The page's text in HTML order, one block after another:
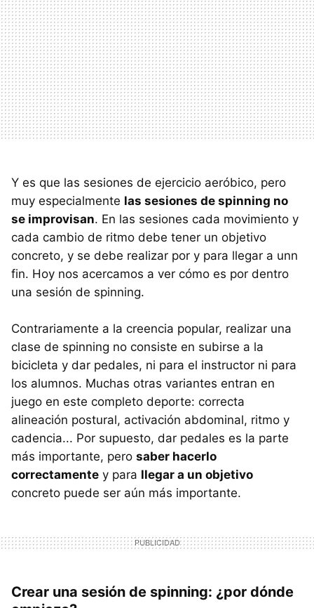
Y es que las sesiones de ejercicio aeróbico, pero
muy especialmente las sesiones de spinning no
se improvisan. En las sesiones cada movimiento y
cada cambio de ritmo debe tener un objetivo
concreto, y se debe realizar por y para llegar a unn
fin. Hoy nos acercamos a ver cómo es por dentro
una sesión de spinning.
Contrariamente a la creencia popular, realizar una
clase de spinning no consiste en subirse a la
bicicleta y dar pedales, ni para el instructor ni para
los alumnos. Muchas otras variantes entran en
juego en este completo deporte: correcta
alineación postural, activación abdominal, ritmo y
cadencia... Por supuesto, dar pedales es la parte
más importante, pero saber hacerlo
correctamente y para llegar a un objetivo
concreto puede ser aún más importante.
Crear una sesión de spinning: ¿por dónde